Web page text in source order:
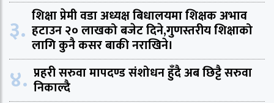
३. शिक्षा प्रेमी वडा अध्यक्ष बिधालयमा शिक्षक अभाव
हटाउन २० लाखको बजेट दिने,गुणस्तरीय शिक्षाको
लागि कुनै कसर बाकी नराखिने।
४. प्रहरी सरुवा मापदण्ड संशोधन हुँदै अब छिट्टै सरुवा
निकाल्दै